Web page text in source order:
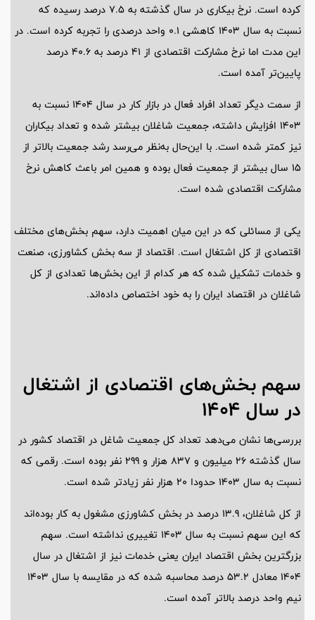
کرده است. نرخ بیکاری در سال گذشته به 7.5 درصد رسیده که
نسبت به سال 1403 کاهشی 0.1 واحد درصدی را تجربه کرده است. در
این مدت اما نرخ مشارکت اقتصادی از 41 درصد به 40.6 درصد
پایین‌تر آمده است.
از سمت دیگر تعداد افراد فعال در بازار کار در سال 1404 نسبت به
1403 افزایش داشته،‌ جمعیت شاغلان بیشتر شده و تعداد بیکاران
نیز کمتر شده است. با این‌حال به‌نظر می‌رسد رشد جمعیت بالاتر از
15 سال بیشتر از جمعیت فعال بوده و همین امر باعث کاهش نرخ
مشارکت اقتصادی شده است.
یکی از مسائلی که در این میان اهمیت دارد، سهم بخش‌های مختلف
اقتصادی از کل اشتغال است. اقتصاد از سه بخش کشاورزی،‌ صنعت
و خدمات تشکیل شده که هر کدام از این بخش‌‌ها تعدادی از کل
شاغلان در اقتصاد ایران را به خود اختصاص داده‌اند.
سهم بخش‌های اقتصادی از اشتغال
در سال 1404
بررسی‌ها نشان می‌دهد تعداد کل جمعیت شاغل در اقتصاد کشور در
سال گذشته 26 میلیون و 837 هزار و 299 نفر بوده است. رقمی که
نسبت به سال 1403 حدودا 20 هزار نفر زیادتر شده است.
از کل شاغلان، 13.9 درصد در بخش کشاورزی مشغول به کار بوده‌اند
که این سهم نسبت به سال 1403 تغییری نداشته است. سهم
بزرگترین بخش اقتصاد ایران یعنی خدمات نیز از اشتغال در سال
1404 معادل 53.2 درصد محاسبه شده که در مقایسه با سال 1403
نیم واحد درصد بالاتر آمده است.